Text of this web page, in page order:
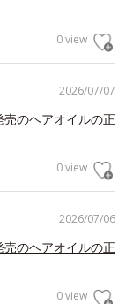
0 view
2026/07/07
売のヘアオイルの正
0 view
2026/07/06
売のヘアオイルの正
0 view